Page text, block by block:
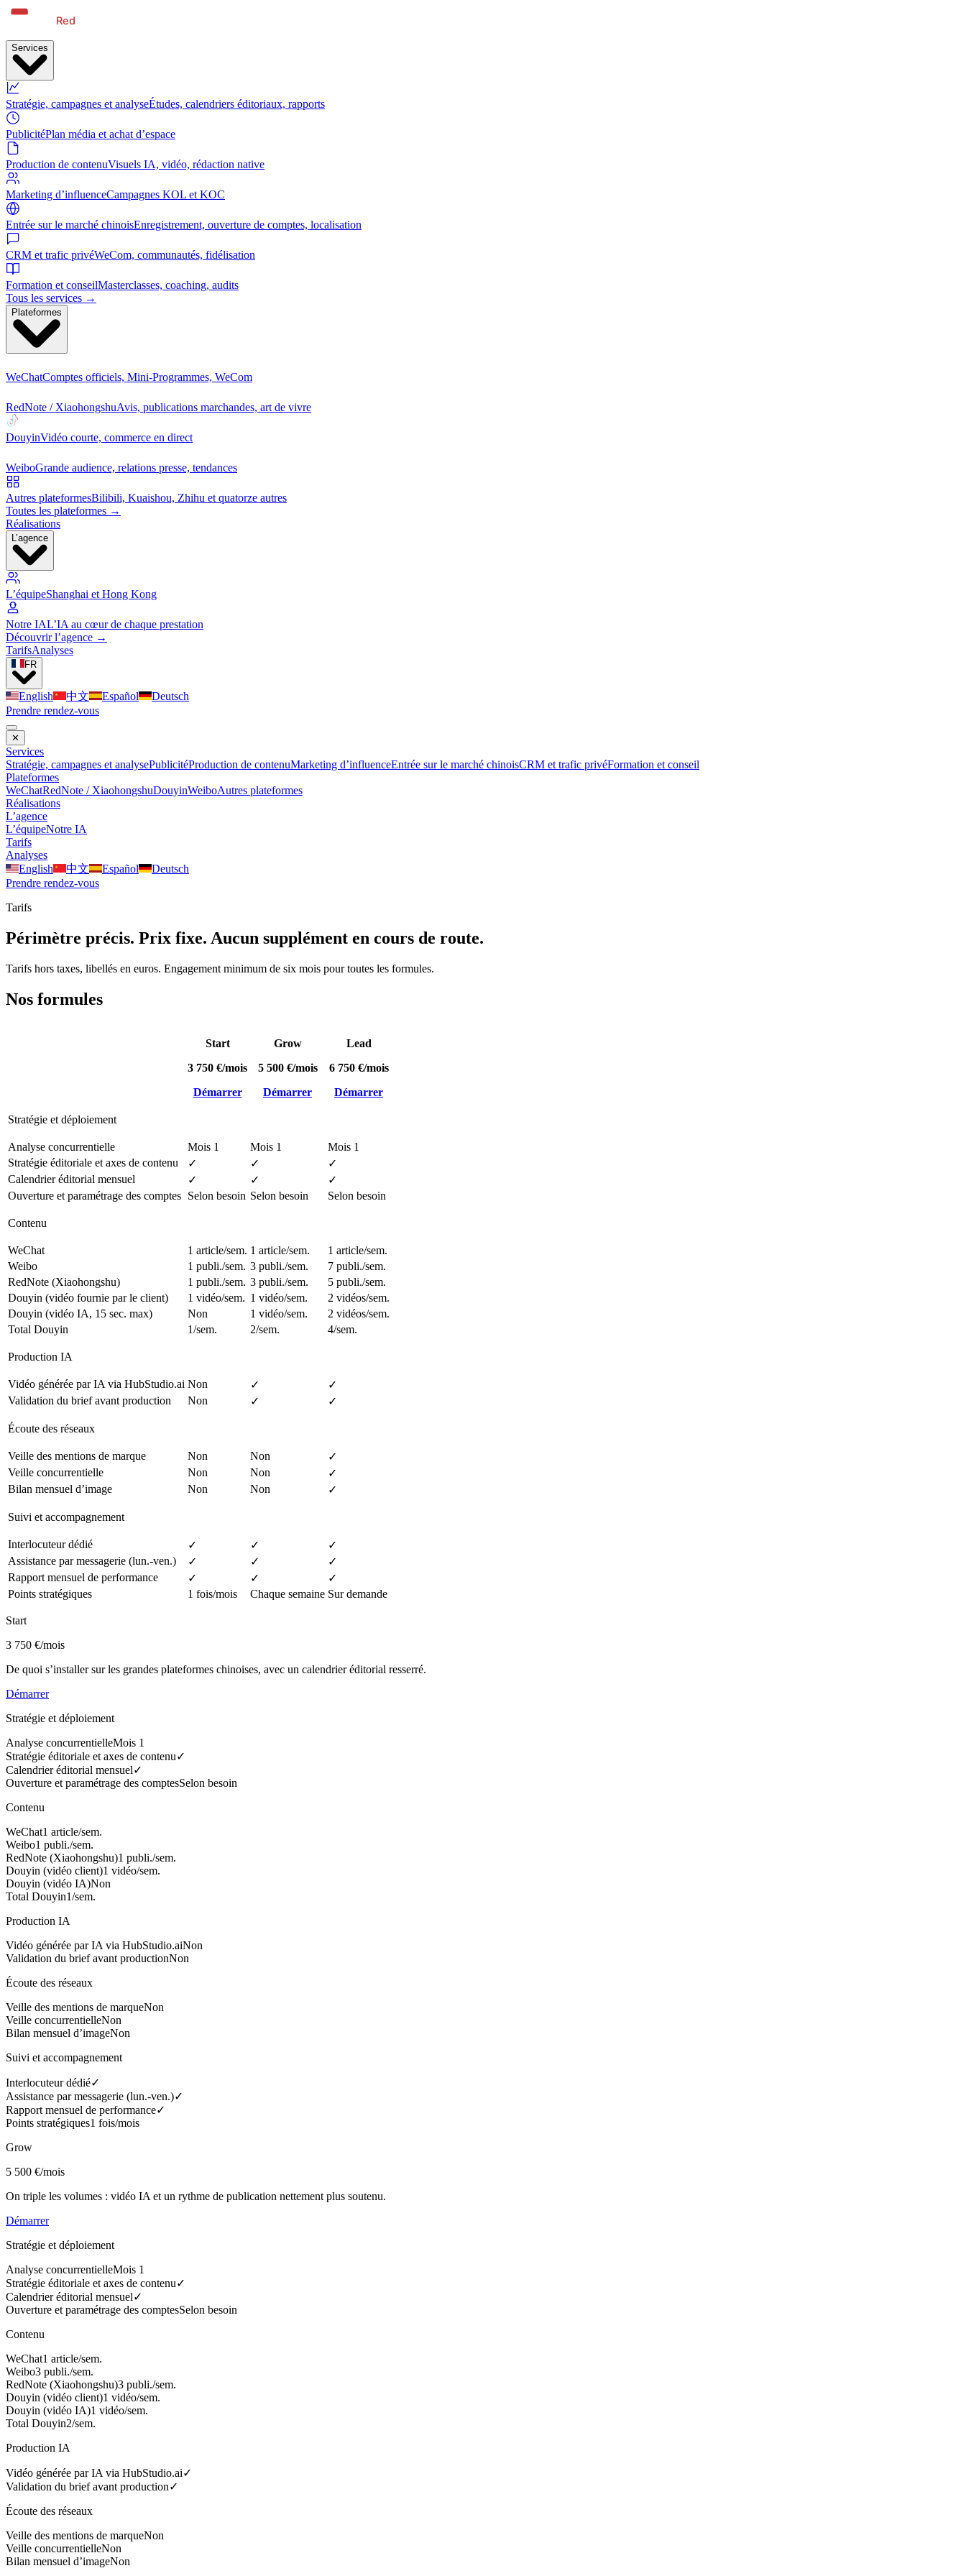
Services
Stratégie, campagnes et analyseÉtudes, calendriers éditoriaux, rapports
PublicitéPlan média et achat d’espace
Production de contenuVisuels IA, vidéo, rédaction native
Marketing d’influenceCampagnes KOL et KOC
Entrée sur le marché chinoisEnregistrement, ouverture de comptes, localisation
CRM et trafic privéWeCom, communautés, fidélisation
Formation et conseilMasterclasses, coaching, audits
Tous les services →
Plateformes
WeChatComptes officiels, Mini-Programmes, WeCom
RedNote / XiaohongshuAvis, publications marchandes, art de vivre
DouyinVidéo courte, commerce en direct
WeiboGrande audience, relations presse, tendances
Autres plateformesBilibili, Kuaishou, Zhihu et quatorze autres
Toutes les plateformes →
Réalisations
L’agence
L’équipeShanghai et Hong Kong
Notre IAL’IA au cœur de chaque prestation
Découvrir l’agence →
TarifsAnalyses
FR
English 中文 Español
Deutsch
Prendre rendez-vous
✕
Services
Stratégie, campagnes et analysePublicitéProduction de contenuMarketing d’influenceEntrée sur le marché chinoisCRM et trafic privéFormation et conseil
Plateformes
WeChatRedNote / XiaohongshuDouyinWeiboAutres plateformes
Réalisations
L’agence
L’équipeNotre IA
Tarifs
Analyses
English
中文 Español
Deutsch
Prendre rendez-vous
Tarifs
Périmètre précis. Prix fixe. Aucun supplément en cours de route.
Tarifs hors taxes, libellés en euros. Engagement minimum de six mois pour toutes les formules.
Nos formules
Start
3 750 €/mois
Démarrer
Grow
5 500 €/mois
Démarrer
Lead
6 750 €/mois
Démarrer
Stratégie et déploiement
Analyse concurrentielle Mois 1 Mois 1
Mois 1
Stratégie éditoriale et axes de contenu
✓ ✓
✓
Calendrier éditorial mensuel
✓ ✓
✓
Ouverture et paramétrage des comptes Selon besoin Selon besoin Selon besoin
Contenu
WeChat 1 article/sem. 1 article/sem.
1 article/sem.
Weibo
1 publi./sem. 3 publi./sem.
7 publi./sem.
RedNote (Xiaohongshu)
1 publi./sem. 3 publi./sem.
5 publi./sem.
Douyin (vidéo fournie par le client)
1 vidéo/sem. 1 vidéo/sem.
2 vidéos/sem.
Douyin (vidéo IA, 15 sec. max)
Non 1 vidéo/sem.
2 vidéos/sem.
Total Douyin
1/sem. 2/sem. 4/sem.
Production IA
Vidéo générée par IA via HubStudio.ai Non ✓
✓
Validation du brief avant production
Non ✓ ✓
Écoute des réseaux
Veille des mentions de marque Non Non
✓
Veille concurrentielle
Non Non
✓
Bilan mensuel d’image
Non Non ✓
Suivi et accompagnement
Interlocuteur dédié ✓ ✓
✓
Assistance par messagerie (lun.-ven.)
✓ ✓
✓
Rapport mensuel de performance
✓ ✓
✓
Points stratégiques
1 fois/mois Chaque semaine Sur demande
Start
3 750 €/mois
De quoi s’installer sur les grandes plateformes chinoises, avec un calendrier éditorial resserré.
Démarrer
Stratégie et déploiement
Analyse concurrentielleMois 1
Stratégie éditoriale et axes de contenu✓
Calendrier éditorial mensuel✓
Ouverture et paramétrage des comptesSelon besoin
Contenu
WeChat1 article/sem.
Weibo1 publi./sem.
RedNote (Xiaohongshu)1 publi./sem.
Douyin (vidéo client)1 vidéo/sem.
Douyin (vidéo IA)Non
Total Douyin1/sem.
Production IA
Vidéo générée par IA via HubStudio.aiNon
Validation du brief avant productionNon
Écoute des réseaux
Veille des mentions de marqueNon
Veille concurrentielleNon
Bilan mensuel d’imageNon
Suivi et accompagnement
Interlocuteur dédié✓
Assistance par messagerie (lun.-ven.)✓
Rapport mensuel de performance✓
Points stratégiques1 fois/mois
Grow
5 500 €/mois
On triple les volumes : vidéo IA et un rythme de publication nettement plus soutenu.
Démarrer
Stratégie et déploiement
Analyse concurrentielleMois 1
Stratégie éditoriale et axes de contenu✓
Calendrier éditorial mensuel✓
Ouverture et paramétrage des comptesSelon besoin
Contenu
WeChat1 article/sem.
Weibo3 publi./sem.
RedNote (Xiaohongshu)3 publi./sem.
Douyin (vidéo client)1 vidéo/sem.
Douyin (vidéo IA)1 vidéo/sem.
Total Douyin2/sem.
Production IA
Vidéo générée par IA via HubStudio.ai✓
Validation du brief avant production✓
Écoute des réseaux
Veille des mentions de marqueNon
Veille concurrentielleNon
Bilan mensuel d’imageNon